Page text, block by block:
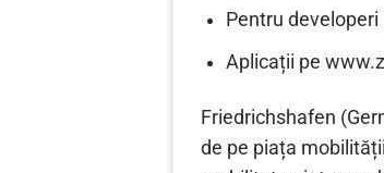
Pentru
Aplicații pe
Friedrichshafen
de pe piața